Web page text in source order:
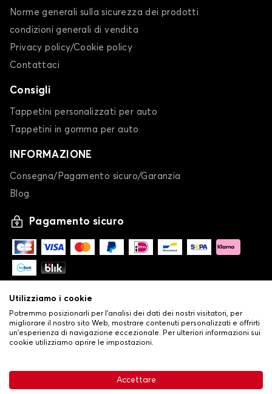
Norme generali sulla sicurezza dei prodotti
condizioni generali di vendita
Privacy policy/Cookie policy
Contattaci
Consigli
Tappetini personalizzati per auto
Tappetini in gomma per auto
INFORMAZIONE
Consegna/Pagamento sicuro/Garanzia
Blog
Pagamento sicuro
Condizioni generali di vendita•
Politica sulla privacy e sui cookie•Livraison
Utilizziamo i cookie
Potremmo posizionarli per l'analisi dei dati dei nostri visitatori, per
migliorare il nostro sito Web, mostrare contenuti personalizzati e offrirti
un'esperienza di navigazione eccezionale. Per ulteriori informazioni sui
cookie utilizziamo aprire le impostazioni.
Accettare